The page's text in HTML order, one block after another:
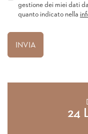
gestione dei miei dati
quanto indicato nella
24